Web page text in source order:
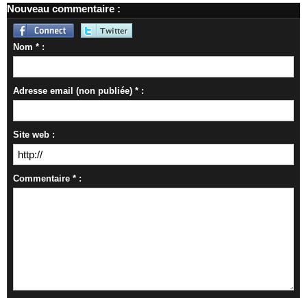
Nouveau commentaire :
Nom * :
Adresse email (non publiée) * :
Site web :
Commentaire * :